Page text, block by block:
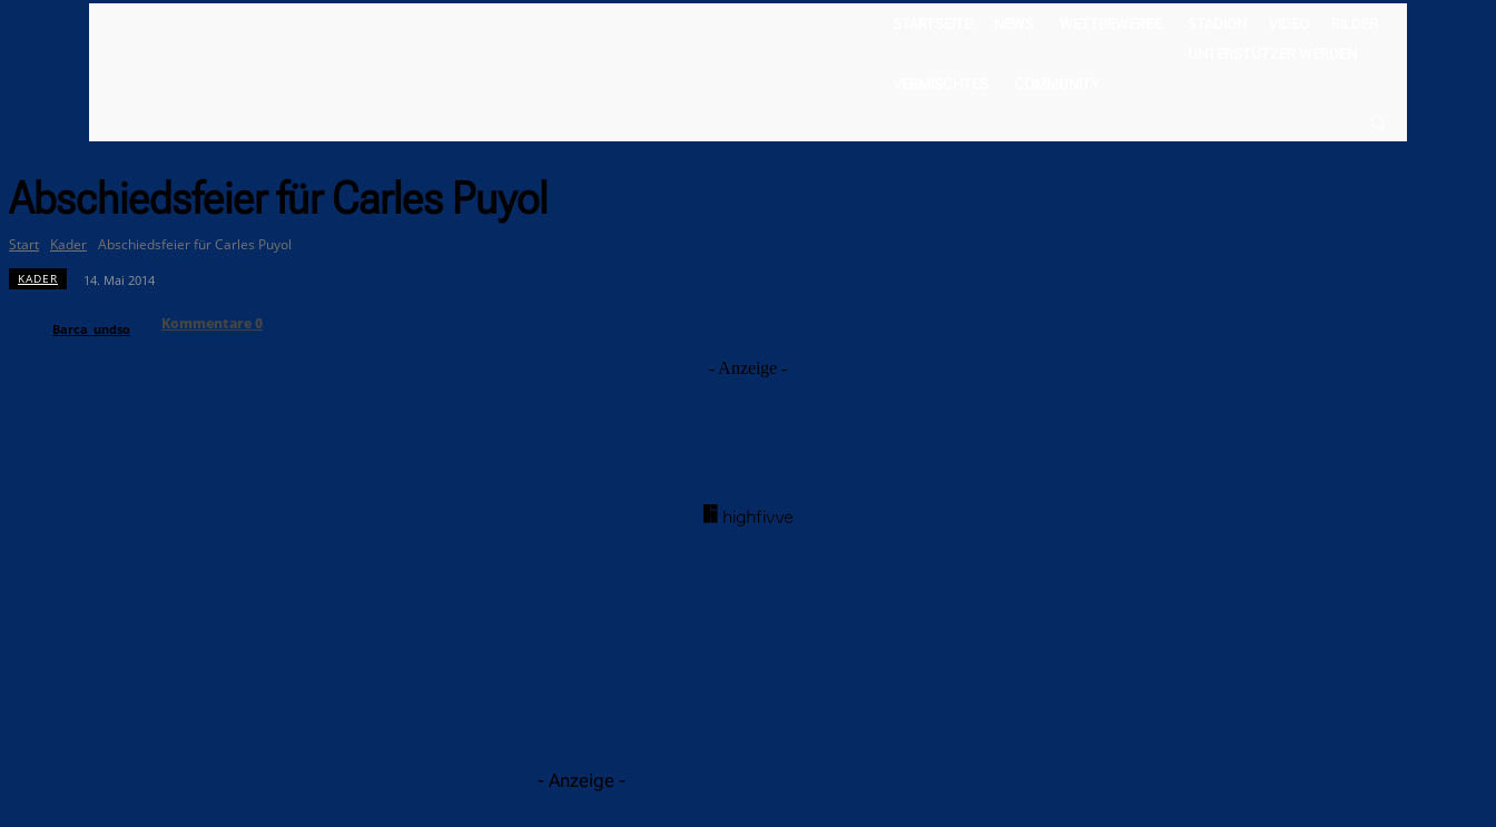
Abschiedsfeier für Carles Puyol
Start Kader Abschiedsfeier für Carles Puyol
KADER 14. Mai 2014
Barca_undso Kommentare0
- Anzeige -
- Anzeige -